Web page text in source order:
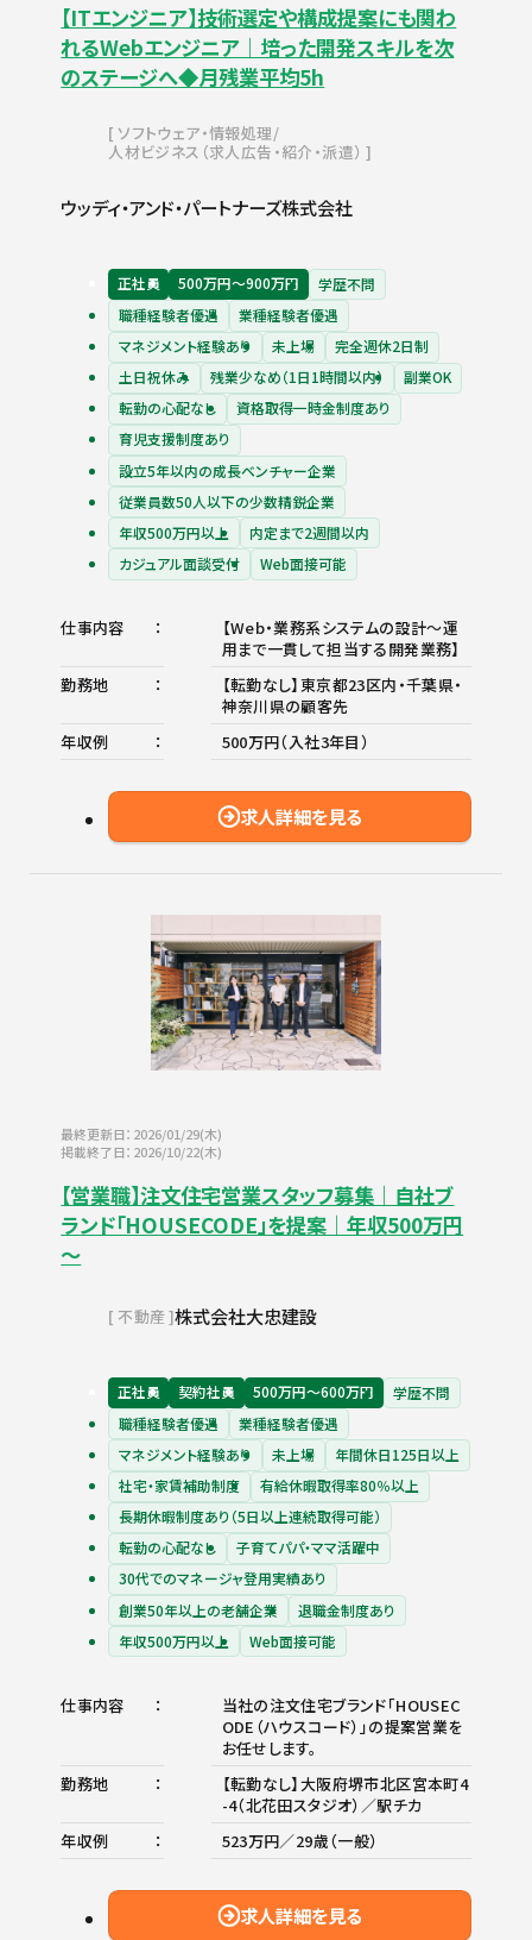
【ITエンジニア】技術選定や構成提案にも関わ
れるWebエンジニア｜培った開発スキルを次
のステージへ◆月残業平均5h
ソフトウェア・情報処理
人材ビジネス（求人広告・紹介・派遣）
ウッディ・アンド・パートナーズ株式会社
正社員 500万円〜900万円
学歴不問
職種経験者優遇
業種経験者優遇
マネジメント経験あり
未上場
完全週休2日制
土日祝休み
残業少なめ（1日1時間以内）
副業OK
転勤の心配なし
資格取得一時金制度あり
育児支援制度あり
設立5年以内の成長ベンチャー企業
従業員数50人以下の少数精鋭企業
年収500万円以上
内定まで2週間以内
カジュアル面談受付
Web面接可能
仕事内容
【Web・業務系システムの設計～運
用まで一貫して担当する開発業務】
勤務地
【転勤なし】東京都23区内・千葉県・
神奈川県の顧客先
年収例
500万円（入社3年目）
求人詳細を見る
最終更新日：2026/01/29(木)
掲載終了日：2026/10/22(木)
【営業職】注文住宅営業スタッフ募集｜自社ブ
ランド「HOUSECODE」を提案｜年収500万円
～
不動産 株式会社大忠建設
正社員 契約社員 500万円〜600万円
学歴不問
職種経験者優遇
業種経験者優遇
マネジメント経験あり
未上場
年間休日125日以上
社宅・家賃補助制度
有給休暇取得率80％以上
長期休暇制度あり（5日以上連続取得可能）
転勤の心配なし
子育てパパ・ママ活躍中
30代でのマネージャ登用実績あり
創業50年以上の老舗企業
退職金制度あり
年収500万円以上
Web面接可能
仕事内容
当社の注文住宅ブランド「HOUSEC
ODE（ハウスコード）」の提案営業を
お任せします。
勤務地
【転勤なし】大阪府堺市北区宮本町4
-4（北花田スタジオ）／駅チカ
年収例
523万円／29歳（一般）
求人詳細を見る